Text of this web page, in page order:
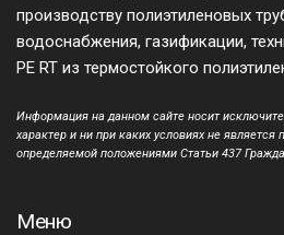
производству полиэтиленовых
водоснабжения, газификации,
PE RT из термостойкого
Информация на данном сайте носит
характер и ни при каких условиях не является
определяемой положениями Статьи 437
Меню